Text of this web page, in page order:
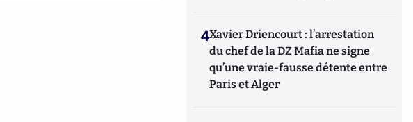
4Xavier Driencourt : l’arrestation
du chef de la DZ Mafia ne signe
qu’une vraie-fausse détente entre
Paris et Alger